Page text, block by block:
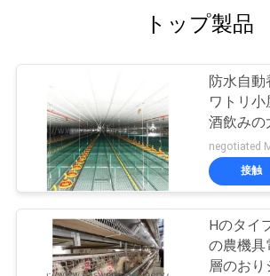
トップ製品
防水自
ワトリ
酒飲みの
negotiated
接触
Hのタイ
の農機具
層のおり